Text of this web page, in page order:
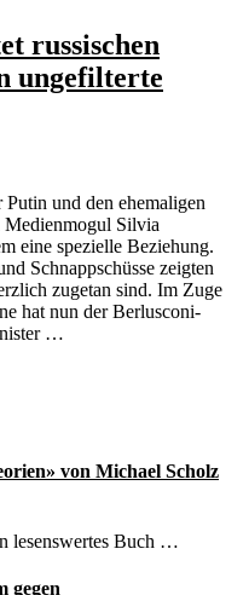
russischen
ungefilterte
und den ehemaligen
Medienmogul Silvia
eine spezielle Beziehung.
Schnappschüsse zeigten
zugetan sind. Im Zuge
hat nun der Berlusconi-
…
von Michael Scholz
lesenswertes Buch …
gegen